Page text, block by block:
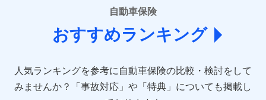
あいおいニッセイ同和損害保険株式会社
(https://www.aioinissaydowa.co.jp/)
アクサ損害保険株式会社 (https://www.axa-
direct.co.jp/)
sompo.co.jp/)
東京海上ダイレクト損害保険株式会社 (https://www.e-
自動車保険
おすすめランキング
人気ランキングを参考に自動車保険の比較・検討をして
みませんか？
「事故対応」や「特典」についても掲載し